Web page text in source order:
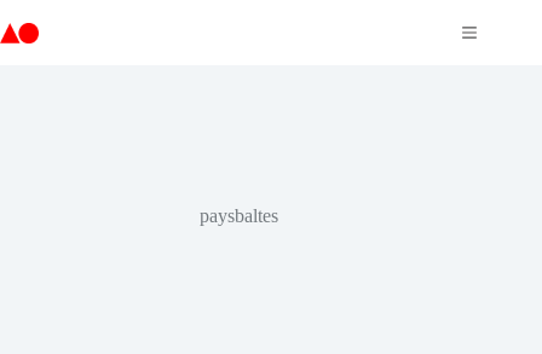
au
paysbaltes